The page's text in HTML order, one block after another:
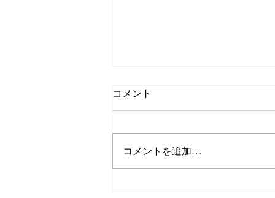
コメント
コメントを追加…